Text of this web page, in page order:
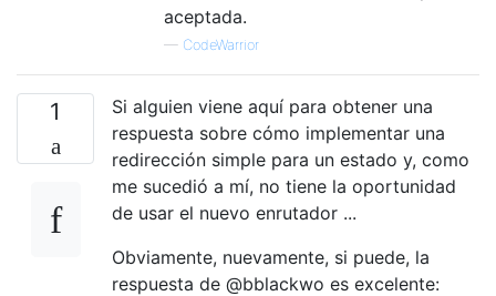
aceptada.
— CodeWarrior
1
Si alguien viene aquí para obtener una
respuesta sobre cómo implementar una
redirección simple para un estado y, como
me sucedió a mí, no tiene la oportunidad
de usar el nuevo enrutador ...
Obviamente, nuevamente, si puede, la
respuesta de @bblackwo es excelente: